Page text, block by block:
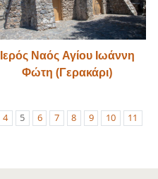
Ιερός Ναός Αγίου Ιωάννη
Φώτη (Γερακάρι)
4 5 6 7 8 9 10 11